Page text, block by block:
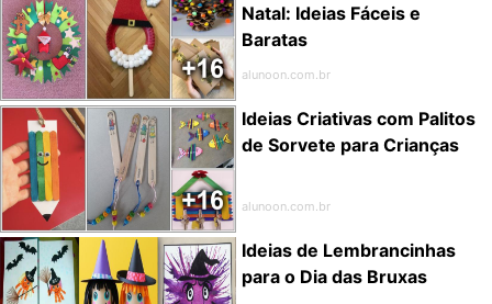
Natal: Ideias Fáceis e
Baratas
alunoon.com.br
Ideias Criativas com Palitos
de Sorvete para Crianças
alunoon.com.br
Ideias de Lembrancinhas
para o Dia das Bruxas